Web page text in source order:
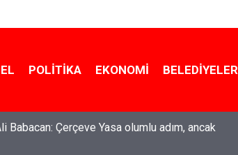
POLITIKA EKONOMI BELEDIYELER
Babacan: Çerçeve Yasa olumlu adım, ancak
Özel: “Şehit ailelerinin, gazilerin yanına
işlerin içinde olmayız”